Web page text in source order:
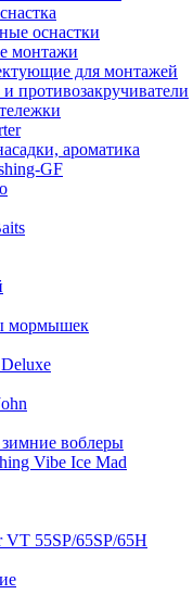
оснастки
монтажи
для монтажей
противозакручиватели
ароматика
GF
мормышек
воблеры
Vibe Ice Mad
VT 55SP/65SP/65H